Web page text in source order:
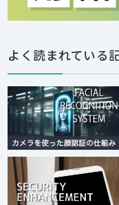
よく読まれている